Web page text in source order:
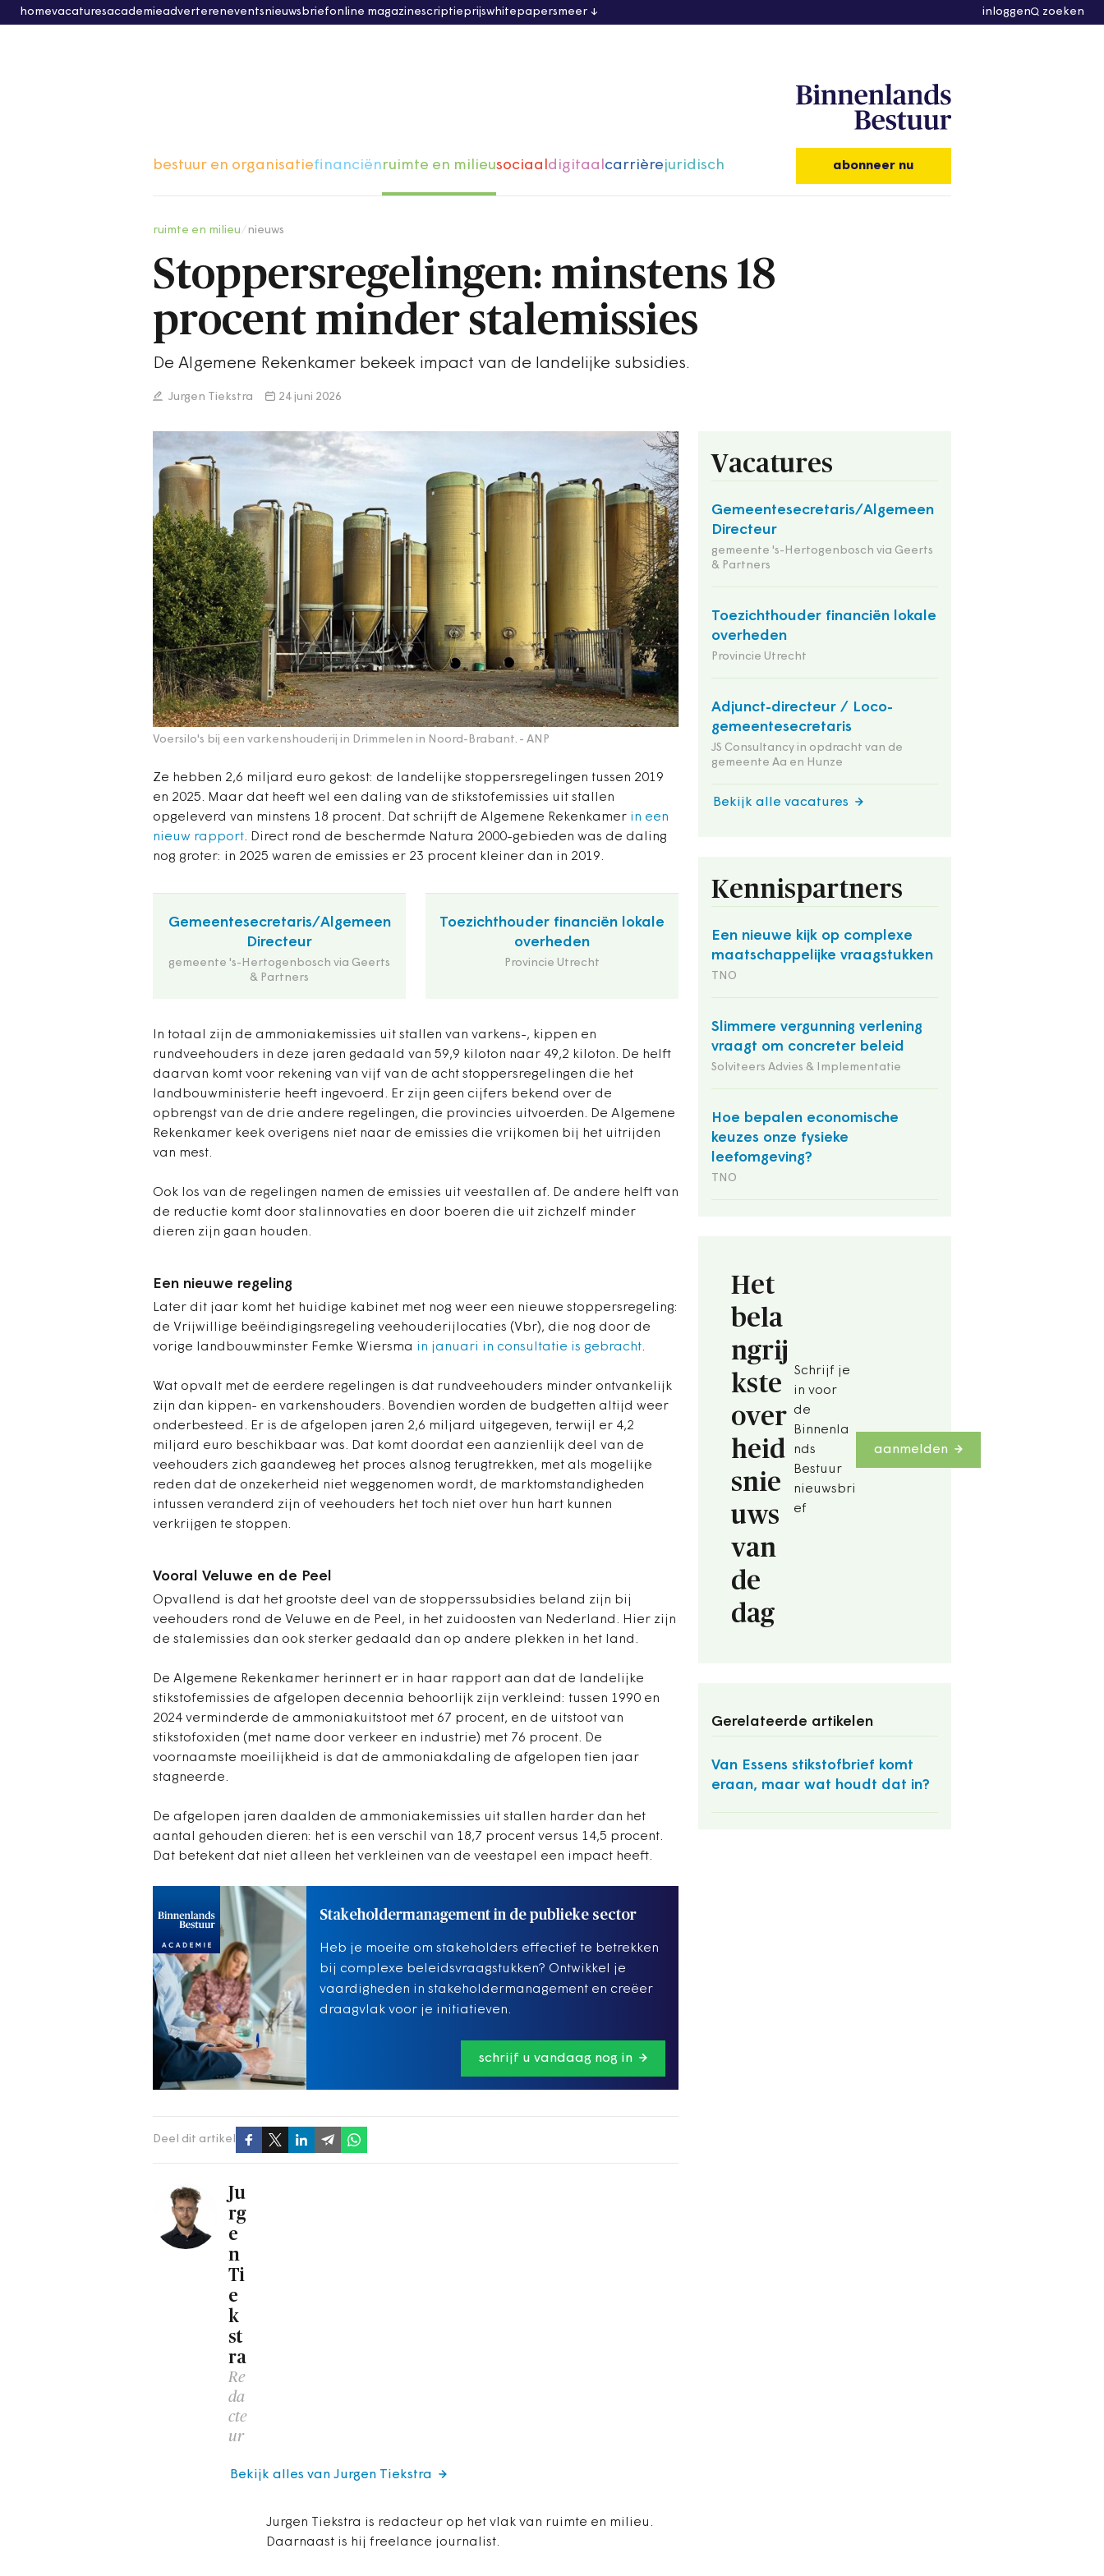
homevacaturesacademieadvertereneventsnieuwsbriefonline magazinescriptieprijswhitepapersmeer inloggen zoeken
bestuur en organisatiefinanciënruimte en milieusociaaldigitaalcarrièrejuridisch abonneer nu
ruimte en milieu nieuws
Stoppersregelingen: minstens 18
procent minder stalemissies
De Algemene Rekenkamer bekeek impact van de landelijke subsidies.
Jurgen Tiekstra 24 juni 2026
Voersilo's bij een varkenshouderij in Drimmelen in Noord-Brabant. - ANP
Ze hebben 2,6 miljard euro gekost: de landelijke stoppersregelingen tussen 2019
en 2025. Maar dat heeft wel een daling van de stikstofemissies uit stallen
opgeleverd van minstens 18 procent. Dat schrijft de Algemene Rekenkamer in een
nieuw rapport. Direct rond de beschermde Natura 2000-gebieden was de daling
nog groter: in 2025 waren de emissies er 23 procent kleiner dan in 2019.
Gemeentesecretaris/Algemeen
Directeur
gemeente 's-Hertogenbosch via Geerts
& Partners
Toezichthouder financiën lokale
overheden
Provincie Utrecht
In totaal zijn de ammoniakemissies uit stallen van varkens-, kippen en
rundveehouders in deze jaren gedaald van 59,9 kiloton naar 49,2 kiloton. De helft
daarvan komt voor rekening van vijf van de acht stoppersregelingen die het
landbouwministerie heeft ingevoerd. Er zijn geen cijfers bekend over de
opbrengst van de drie andere regelingen, die provincies uitvoerden. De Algemene
Rekenkamer keek overigens niet naar de emissies die vrijkomen bij het uitrijden
van mest.
Vacatures
Gemeentesecretaris/Algemeen
Directeur
gemeente 's-Hertogenbosch via Geerts
& Partners
Toezichthouder financiën lokale
overheden
Provincie Utrecht
Adjunct-directeur / Loco-
gemeentesecretaris
JS Consultancy in opdracht van de
gemeente Aa en Hunze
Bekijk alle vacatures
Kennispartners
Een nieuwe kijk op complexe
maatschappelijke vraagstukken
TNO
Slimmere vergunning verlening
vraagt om concreter beleid
Solviteers Advies & Implementatie
Hoe bepalen economische
keuzes onze fysieke
leefomgeving?
TNO
Het
bela
ngrij
kste
over
heid
snie
uws
van
de
dag
Schrijf je
in voor
de
Binnenla
nds
Bestuur
nieuwsbri
ef
aanmelden
Gerelateerde artikelen
Van Essens stikstofbrief komt
eraan, maar wat houdt dat in?
Ook los van de regelingen namen de emissies uit veestallen af. De andere helft van
de reductie komt door stalinnovaties en door boeren die uit zichzelf minder
dieren zijn gaan houden.
Een nieuwe regeling
Later dit jaar komt het huidige kabinet met nog weer een nieuwe stoppersregeling:
de Vrijwillige beëindigingsregeling veehouderijlocaties (Vbr), die nog door de
vorige landbouwminster Femke Wiersma in januari in consultatie is gebracht.
Wat opvalt met de eerdere regelingen is dat rundveehouders minder ontvankelijk
zijn dan kippen- en varkenshouders. Bovendien worden de budgetten altijd weer
onderbesteed. Er is de afgelopen jaren 2,6 miljard uitgegeven, terwijl er 4,2
miljard euro beschikbaar was. Dat komt doordat een aanzienlijk deel van de
veehouders zich gaandeweg het proces alsnog terugtrekken, met als mogelijke
reden dat de onzekerheid niet weggenomen wordt, de marktomstandigheden
intussen veranderd zijn of veehouders het toch niet over hun hart kunnen
verkrijgen te stoppen.
Vooral Veluwe en de Peel
Opvallend is dat het grootste deel van de stopperssubsidies beland zijn bij
veehouders rond de Veluwe en de Peel, in het zuidoosten van Nederland. Hier zijn
de stalemissies dan ook sterker gedaald dan op andere plekken in het land.
De Algemene Rekenkamer herinnert er in haar rapport aan dat de landelijke
stikstofemissies de afgelopen decennia behoorlijk zijn verkleind: tussen 1990 en
2024 verminderde de ammoniakuitstoot met 67 procent, en de uitstoot van
stikstofoxiden (met name door verkeer en industrie) met 76 procent. De
voornaamste moeilijkheid is dat de ammoniakdaling de afgelopen tien jaar
stagneerde.
De afgelopen jaren daalden de ammoniakemissies uit stallen harder dan het
aantal gehouden dieren: het is een verschil van 18,7 procent versus 14,5 procent.
Dat betekent dat niet alleen het verkleinen van de veestapel een impact heeft.
Stakeholdermanagement in de publieke sector
Heb je moeite om stakeholders effectief te betrekken
bij complexe beleidsvraagstukken? Ontwikkel je
vaardigheden in stakeholdermanagement en creëer
draagvlak voor je initiatieven.
schrijf u vandaag nog in
Deel dit artikel
Ju
rg
e
n
Ti
e
k
st
ra
Re
da
cte
ur
Jurgen Tiekstra is redacteur op het vlak van ruimte en milieu.
Daarnaast is hij freelance journalist.
Bekijk alles van Jurgen Tiekstra